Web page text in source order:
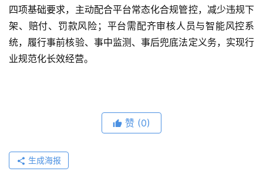
四项基础要求，主动配合平台常态化合规管控，减少违规下
架、赔付、罚款风险；平台需配齐审核人员与智能风控系
统，履行事前核验、事中监测、事后兜底法定义务，实现行
业规范化长效经营。
赞 (0)
生成海报